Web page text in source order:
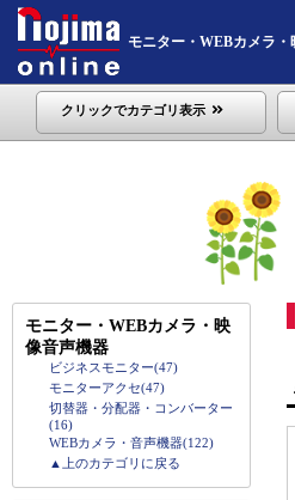
モニター・WEBカメラ・
クリックでカテゴリ表示
モニター・WEBカメラ・映
像音声機器
ビジネスモニター(47)
モニターアクセ(47)
切替器・分配器・コンバーター
(16)
WEBカメラ・音声機器(122)
▲上のカテゴリに戻る